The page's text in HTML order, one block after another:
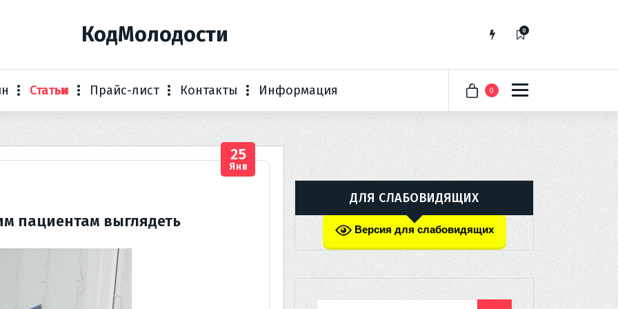
КодМолодости 0
Статьи Прайс-лист Контакты Информация 0
25
Янв
пациентам выглядеть
ДЛЯ СЛАБОВИДЯЩИХ
Версия для слабовидящих